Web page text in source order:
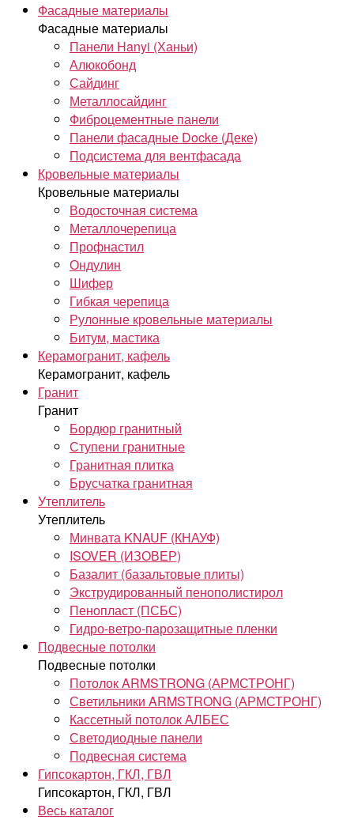
Фасадные материалы
Фасадные материалы
Панели Hanyi (Ханьи)
Алюкобонд
Сайдинг
Металлосайдинг
Фиброцементные панели
Панели фасадные Docke (Деке)
Подсистема для вентфасада
Кровельные материалы
Кровельные материалы
Водосточная система
Металлочерепица
Профнастил
Ондулин
Шифер
Гибкая черепица
Рулонные кровельные материалы
Битум, мастика
Керамогранит, кафель
Керамогранит, кафель
Гранит
Гранит
Бордюр гранитный
Ступени гранитные
Гранитная плитка
Брусчатка гранитная
Утеплитель
Утеплитель
Минвата KNAUF (КНАУФ)
ISOVER (ИЗОВЕР)
Базалит (базальтовые плиты)
Экструдированный пенополистирол
Пенопласт (ПСБС)
Гидро-ветро-парозащитные пленки
Подвесные потолки
Подвесные потолки
Потолок ARMSTRONG (АРМСТРОНГ)
Светильники ARMSTRONG (АРМСТРОНГ)
Кассетный потолок АЛБЕС
Светодиодные панели
Подвесная система
Гипсокартон, ГКЛ, ГВЛ
Гипсокартон, ГКЛ, ГВЛ
Весь каталог